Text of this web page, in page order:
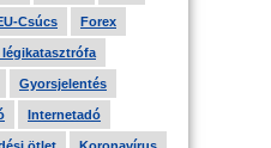
Csúcs Forex
Gyorsjelentés
Internetadó